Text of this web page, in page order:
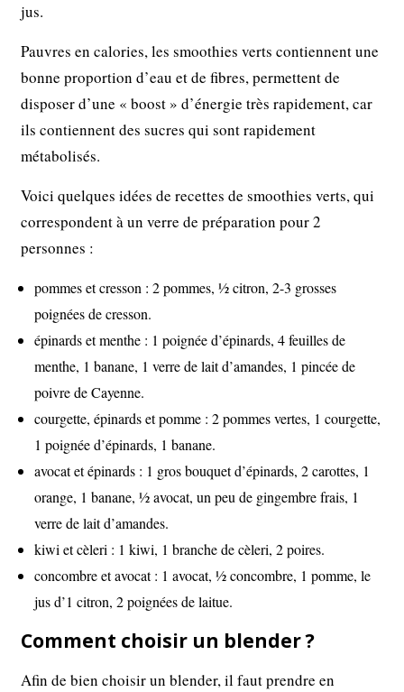
jus.
Pauvres en calories, les smoothies verts contiennent une
bonne proportion d’eau et de fibres, permettent de
disposer d’une « boost » d’énergie très rapidement, car
ils contiennent des sucres qui sont rapidement
métabolisés.
Voici quelques idées de recettes de smoothies verts, qui
correspondent à un verre de préparation pour 2
personnes :
pommes et cresson : 2 pommes, ½ citron, 2-3 grosses
poignées de cresson.
épinards et menthe : 1 poignée d’épinards, 4 feuilles de
menthe, 1 banane, 1 verre de lait d’amandes, 1 pincée de
poivre de Cayenne.
courgette, épinards et pomme : 2 pommes vertes, 1 courgette,
1 poignée d’épinards, 1 banane.
avocat et épinards : 1 gros bouquet d’épinards, 2 carottes, 1
orange, 1 banane, ½ avocat, un peu de gingembre frais, 1
verre de lait d’amandes.
kiwi et cèleri : 1 kiwi, 1 branche de cèleri, 2 poires.
concombre et avocat : 1 avocat, ½ concombre, 1 pomme, le
jus d’1 citron, 2 poignées de laitue.
Comment choisir un blender ?
Afin de bien choisir un blender, il faut prendre en